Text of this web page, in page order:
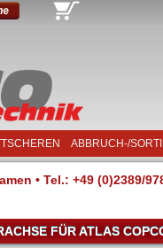
ABBRUCH-/
• Tel.: +49 (0)2389/
FÜR ATLAS